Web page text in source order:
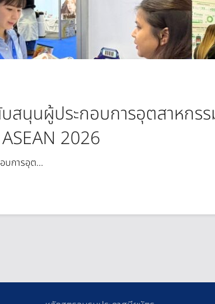
นุนผู้ประกอบการอุตสาหกร
2026
บการอุต…